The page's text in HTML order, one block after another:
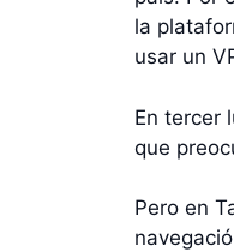
la
usar un
En tercer
que
Pero en